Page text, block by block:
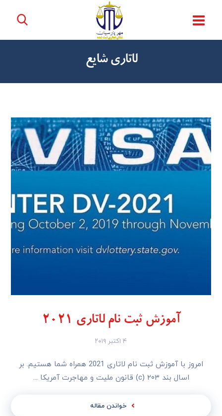
لاتاری شایع
آموزش ثبت نام لاتاری 2021
۴ اکتبر ۲۰۱۹
امروز با آموزش ثبت نام لاتاری 2021 همراه شما هستیم. بر
اسال بند ۲۰۳ (c) قانون ملیت و مهاجرت آمریکا ...
خواندن مقاله